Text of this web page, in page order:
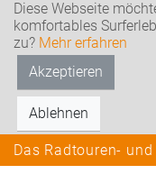
Diese Webseite
komfortables
zu? Mehr erfahren
Akzeptieren
Ablehnen
Das Radtouren-